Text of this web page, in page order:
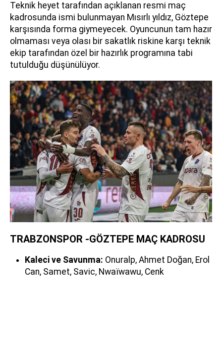
Teknik heyet tarafından açıklanan resmi maç
kadrosunda ismi bulunmayan Mısırlı yıldız, Göztepe
karşısında forma giymeyecek. Oyuncunun tam hazır
olmaması veya olası bir sakatlık riskine karşı teknik
ekip tarafından özel bir hazırlık programına tabi
tutulduğu düşünülüyor.
TRABZONSPOR -GÖZTEPE MAÇ KADROSU
Kaleci ve Savunma: Onuralp, Ahmet Doğan, Erol
Can, Samet, Savic, Nwaïwawu, Cenk